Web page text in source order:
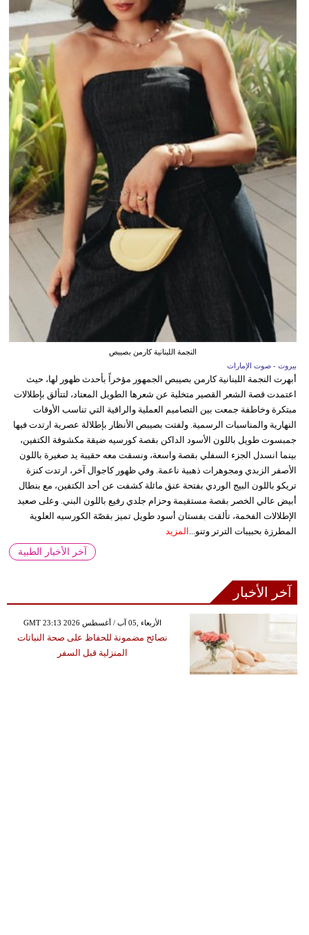
النجمة اللبنانية كارمن بصيبص
بيروت - صوت الإمارات
أبهرت النجمة اللبنانية كارمن بصيبص الجمهور مؤخراً بأحدث ظهور لها، حيث
اعتمدت قصة الشعر القصير متخلية عن شعرها الطويل المعتاد، لتتألق بإطلالات
مبتكرة وخاطفة جمعت بين التصاميم العملية والراقية التي تناسب الأوقات
النهارية والمناسبات الرسمية. ولفتت بصيبص الأنظار بإطلالة عصرية ارتدت فيها
جمبسوت طويل باللون الأسود الداكن بقصة كورسيه ضيقة مكشوفة الكتفين،
بينما انسدل الجزء السفلي بقصة واسعة، ونسقت معه حقيبة يد صغيرة باللون
الأصفر الزبدي ومجوهرات ذهبية ناعمة. وفي ظهور كاجوال آخر، ارتدت كنزة
تريكو باللون البيج الوردي بفتحة عنق مائلة كشفت عن أحد الكتفين، مع بنطال
أبيض عالي الخصر بقصة مستقيمة وحزام جلدي رفيع باللون البني. وعلى صعيد
الإطلالات الفخمة، تألقت بفستان أسود طويل تميز بقصّة الكورسيه العلوية
المطرزة بحبيبات الترتر وتنو... المزيد
آخر الأخبار الطبية
آخر الأخبار
GMT 23:13 2026 الأربعاء ,05 آب / أغسطس
نصائح مضمونة للحفاظ على صحة النباتات
المنزلية قبل السفر